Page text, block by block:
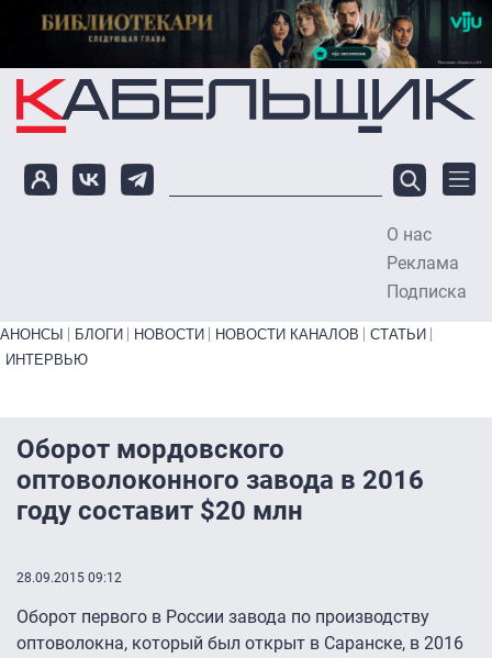
Перейти к основному содержанию
О нас
Реклама
Подписка
Primary links bottom
АНОНСЫ БЛОГИ НОВОСТИ НОВОСТИ КАНАЛОВ
СТАТЬИ
ИНТЕРВЬЮ
Оборот мордовского
оптоволоконного завода в 2016
году составит $20 млн
28.09.2015 09:12
Оборот первого в России завода по производству
оптоволокна, который был открыт в Саранске, в 2016